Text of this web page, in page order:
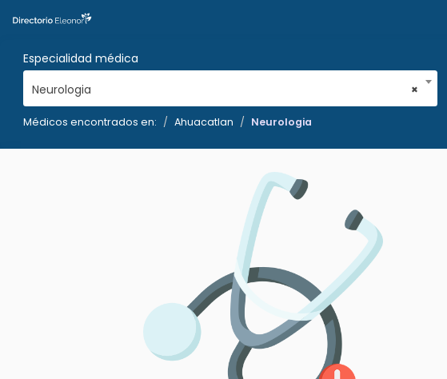
Especialidad médica
×
Neurologia
Médicos encontrados en: Ahuacatlan Neurologia